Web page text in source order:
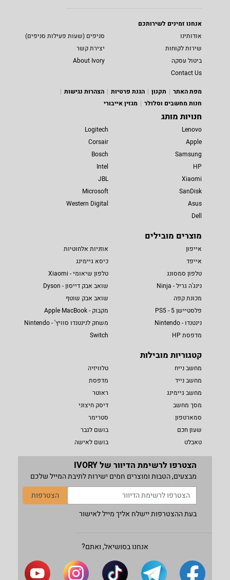
אנחנו זמינים לשירותכם
אודותינו
סניפים (שעות פעילות סניפים)
שירות לקוחות
יצירת קשר
ביטול עסקה
About Ivory
Contact Us
מפת האתר
תקנון הגנת פרטיות
הצהרות נגישות
חנות מחשבים וסלולר
מגזין אייבורי
חנויות מותג
Lenovo
Apple
Samsung
HP
Xiaomi
SanDisk
Asus
Dell
Logitech
Corsair
Bosch
Intel
JBL
Microsoft
Western Digital
מוצרים מובילים
אייפון
אייפד
טלפון סמסונג
נינג'ה גריל - Ninja
מכונת קפה
פלסטיישן 5 - PS5
נינטנדו - Nintendo
מדפסת HP
אוזניות אלחוטיות
כיסא גיימינג
טלפון שיאומי - Xiaomi
שואב אבק דייסון - Dyson
שואב אבק שוטף
מקבוק - Apple MacBook
משחק לנינטנדו סוויץ' - Nintendo
Switch
קטגוריות מובילות
מחשב נייח
מחשב נייד
מחשב גיימינג
מסך מחשב
סמארטפון
שעון חכם
טאבלט
טלוויזיה
מדפסת
ראוטר
דיסק חיצוני
סטרימר
בושם לגבר
בושם לאישה
הצטרפו לרשימת הדיוור של IVORY
מבצעים, הטבות ומוצרים חמים ישירות לתיבת המייל שלכם
הצטרפות
בעת ההצטרפות יישלח אליך מייל לאישור
אנחנו בסושיאל, ואתם?